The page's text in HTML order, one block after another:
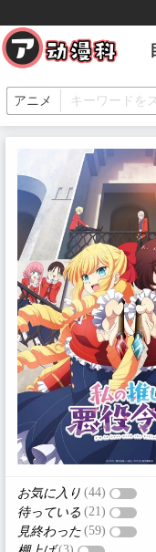
お気に入り (44)
待っている (21)
見終わった (59)